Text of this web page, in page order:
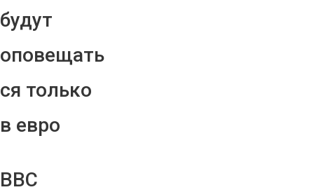
будут
оповещать
ся только
в евро
ВВС